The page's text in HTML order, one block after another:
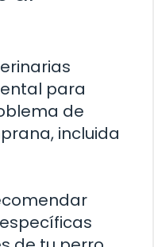
para
de
incluida